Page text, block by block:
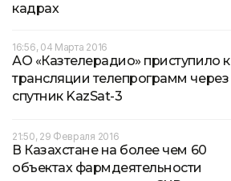
кадрах
16:56, 04 Марта 2016
АО «Казтелерадио» приступило к
трансляции телепрограмм через
спутник KazSat-3
21:50, 29 Февраля 2016
В Казахстане на более чем 60
объектах фармдеятельности